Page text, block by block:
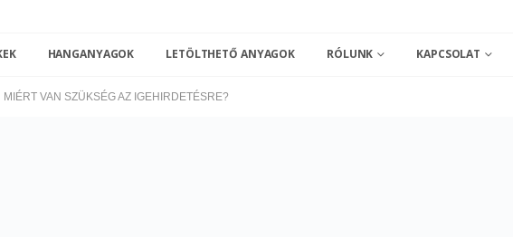
HANGANYAGOK LETÖLTHETŐ ANYAGOK RÓLUNK KAPCSOLAT
MIÉRT VAN SZÜKSÉG AZ IGEHIRDETÉSRE?